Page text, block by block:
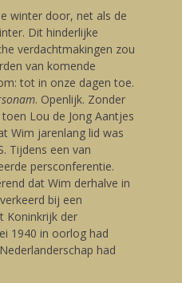
winter door, net als de
Dit hinderlijke
verdachtmakingen zou
van komende
tot in onze dagen toe.
. Openlijk. Zonder
Lou de Jong Aantjes
Wim jarenlang lid was
Tijdens een van
persconferentie.
dat Wim derhalve in
bij een
Koninkrijk der
1940 in oorlog had
had